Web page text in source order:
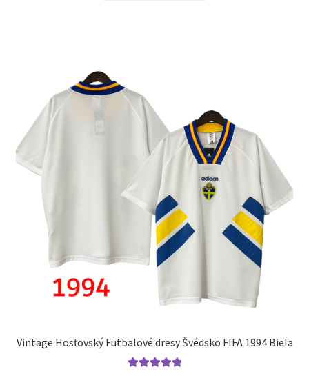
vybrať
na
stránke
produktu.
Vintage Hosťovský Futbalové dresy Švédsko FIFA 1994 Biela